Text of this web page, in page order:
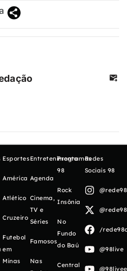
Esportes
América
Atlético
Cruzeiro
Futebol
em
Minas
Entretenimento
Agenda
Cinema,
TV e
Séries
Famosos
Nas
Programas
98
Rock
Insônia
No
Fundo
do Baú
Central
Redes
Sociais 98
/
@98live